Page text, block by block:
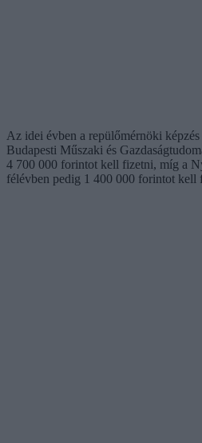
Az idei évben a repülőmérnöki
Budapesti Műszaki és
4 700 000 forintot kell fizetni, míg a
félévben pedig 1 400 000 forintot kell